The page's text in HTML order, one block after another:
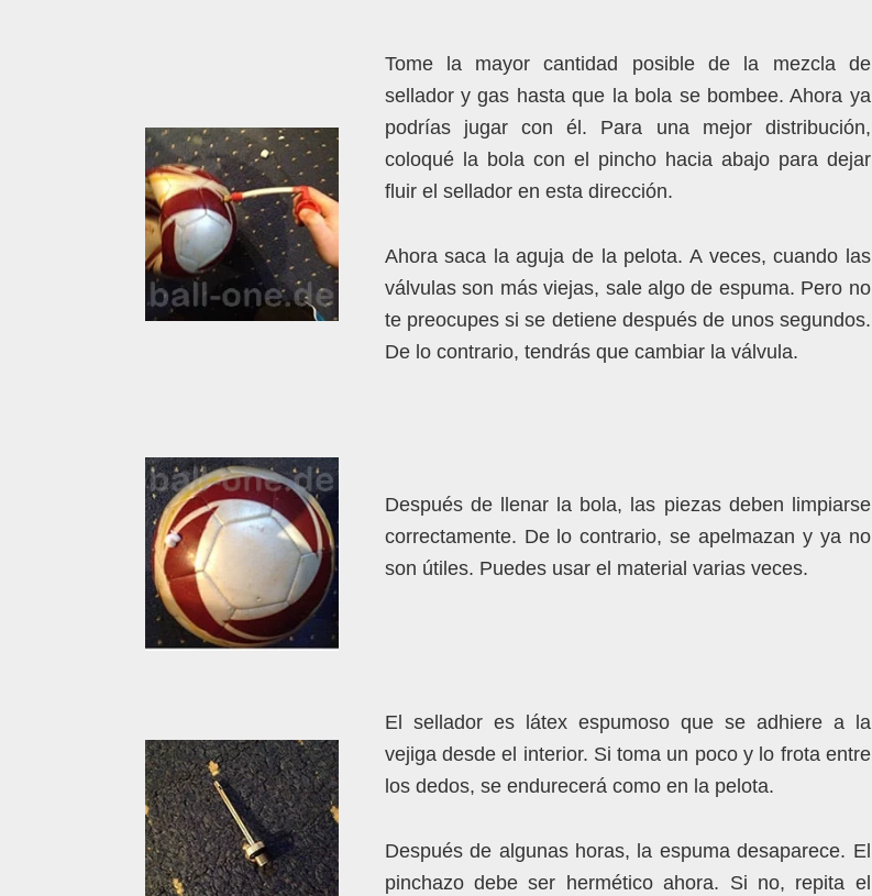
Tome la mayor cantidad posible de la mezcla de
sellador y gas hasta que la bola se bombee. Ahora ya
podrías jugar con él. Para una mejor distribución,
coloqué la bola con el pincho hacia abajo para dejar
fluir el sellador en esta dirección.
Ahora saca la aguja de la pelota. A veces, cuando las
válvulas son más viejas, sale algo de espuma. Pero no
te preocupes si se detiene después de unos segundos.
De lo contrario, tendrás que cambiar la válvula.
Después de llenar la bola, las piezas deben limpiarse
correctamente. De lo contrario, se apelmazan y ya no
son útiles. Puedes usar el material varias veces.
El sellador es látex espumoso que se adhiere a la
vejiga desde el interior. Si toma un poco y lo frota entre
los dedos, se endurecerá como en la pelota.
Después de algunas horas, la espuma desaparece. El
pinchazo debe ser hermético ahora. Si no, repita el